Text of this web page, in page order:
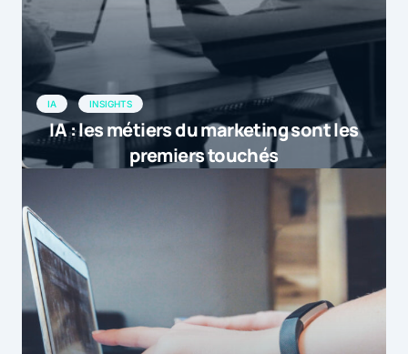
IA INSIGHTS
IA : les métiers du marketing sont les
premiers touchés